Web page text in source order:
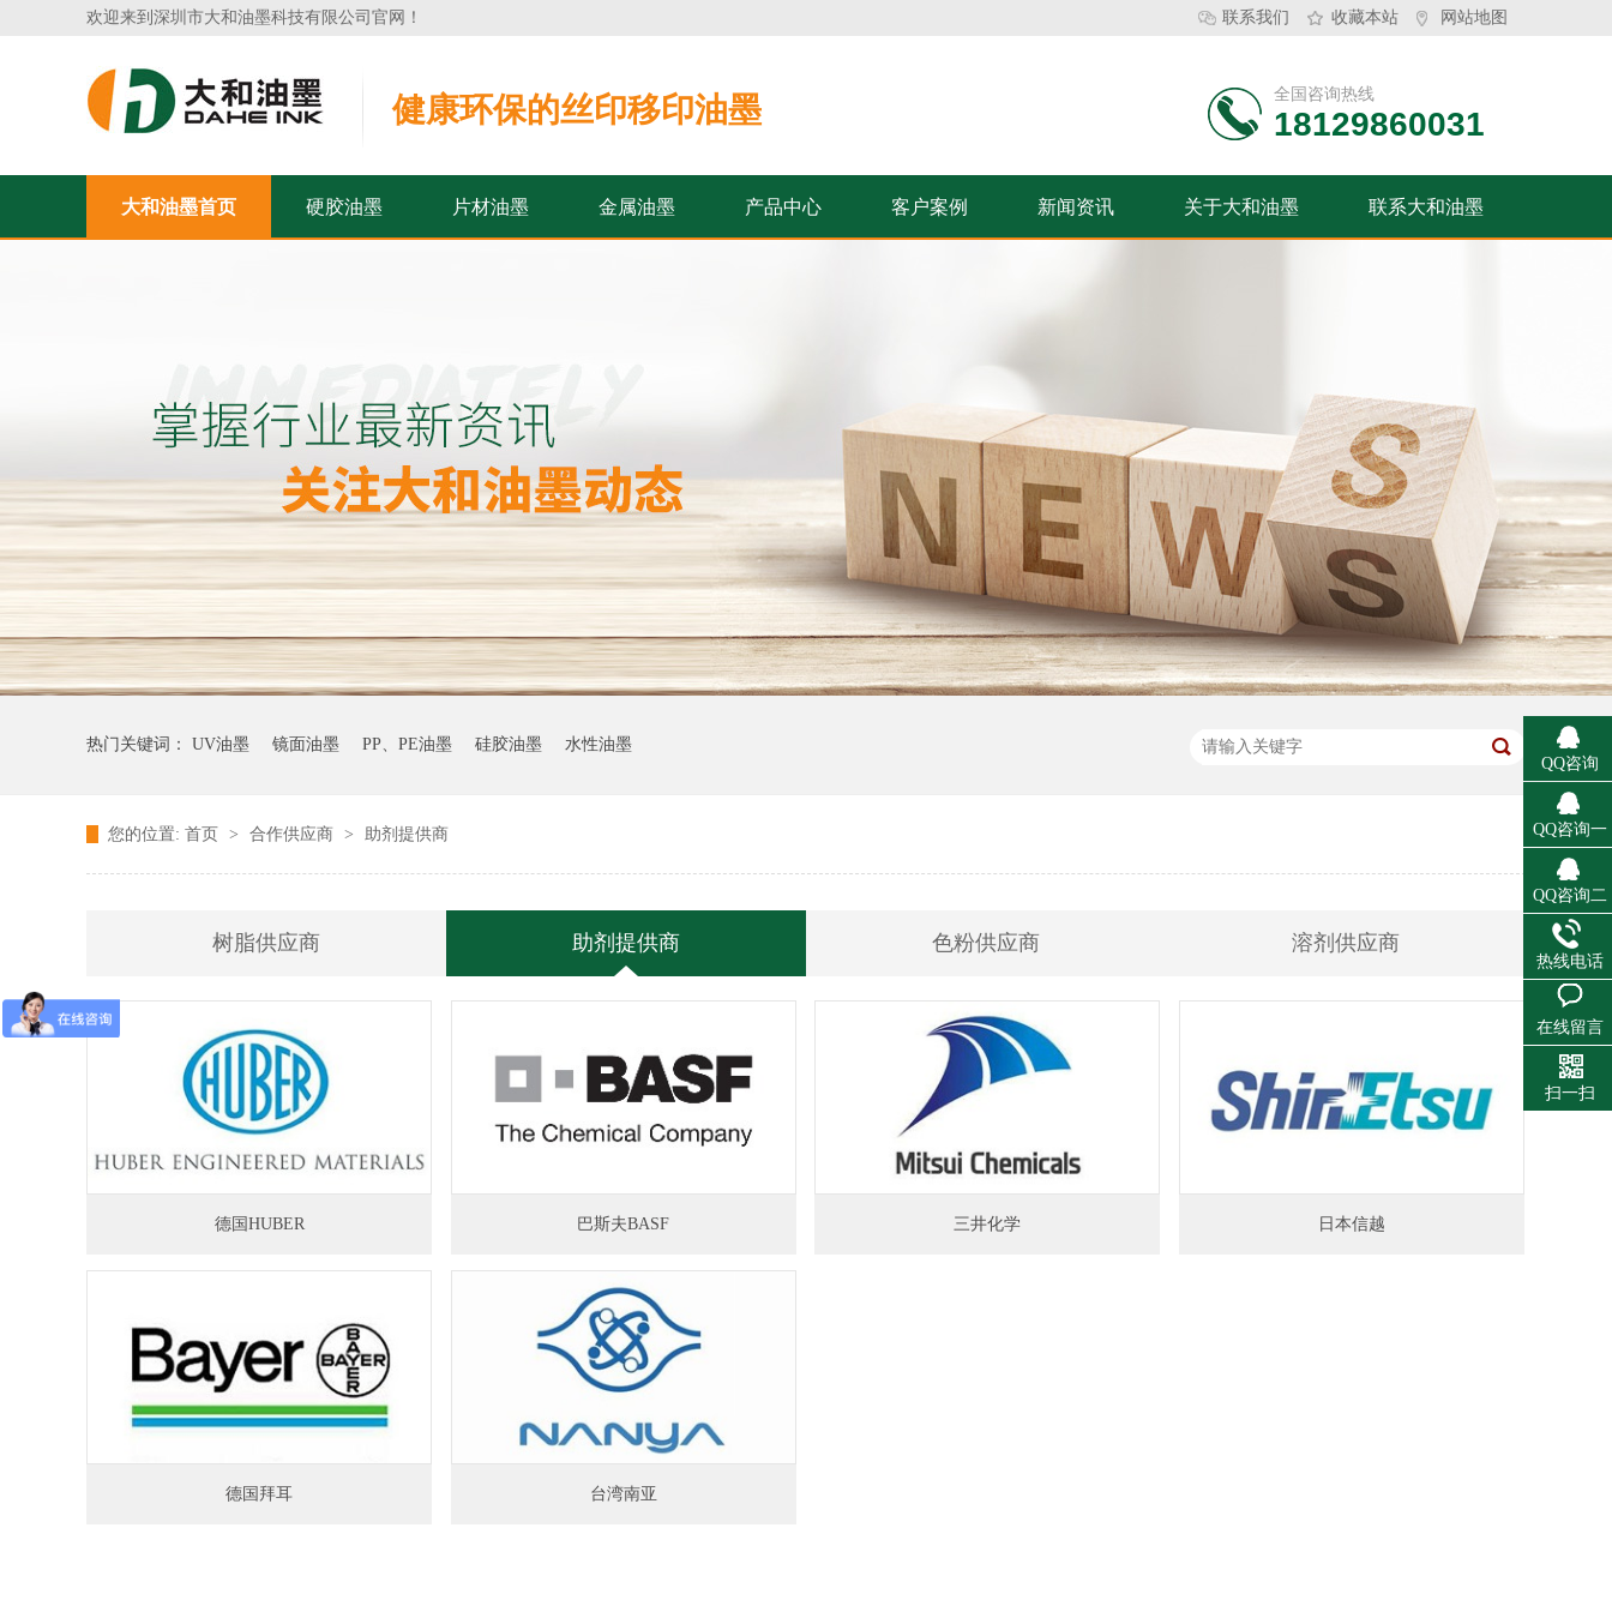
欢迎来到深圳市大和油墨科技有限公司官网！ 联系我们 收藏本站 网站地图
健康环保的丝印移印油墨 全国咨询热线
18129860031
大和油墨首页 硬胶油墨 片材油墨 金属油墨 产品中心 客户案例 新闻资讯 关于大和油墨 联系大和油墨
热门关键词： UV油墨 镜面油墨 PP、PE油墨 硅胶油墨 水性油墨
您的位置: 首页 > 合作供应商 > 助剂提供商
树脂供应商 助剂提供商 色粉供应商 溶剂供应商
德国HUBER 巴斯夫BASF 三井化学 日本信越
德国拜耳 台湾南亚
QQ咨询
QQ咨询一
QQ咨询二
热线电话
在线留言
扫一扫